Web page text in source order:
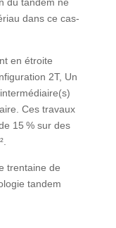
dans ce cas-
en étroite
2T, Un
Ces travaux
15 % sur des
trentaine de
tandem